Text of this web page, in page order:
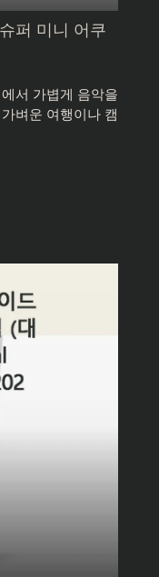
퍼 미니 어쿠
서 가볍게 음악을
벼운 여행이나 캠